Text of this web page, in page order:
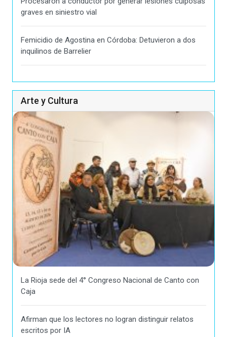
graves en siniestro vial
Femicidio de Agostina en Córdoba: Detuvieron a dos
inquilinos de Barrelier
Arte y Cultura
La Rioja sede del 4° Congreso Nacional de Canto con
Caja
Afirman que los lectores no logran distinguir relatos
escritos por IA